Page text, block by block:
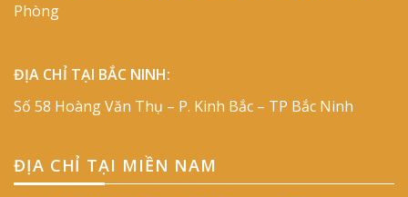
Phòng
ĐỊA CHỈ TẠI BẮC NINH:
Số 58 Hoàng Văn Thụ – P. Kinh Bắc – TP Bắc Ninh
ĐỊA CHỈ TẠI MIỀN NAM